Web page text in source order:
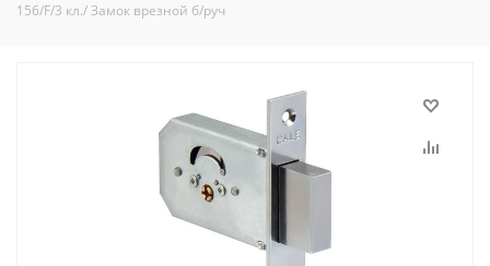
156/F/3 кл./ Замок врезной б/руч